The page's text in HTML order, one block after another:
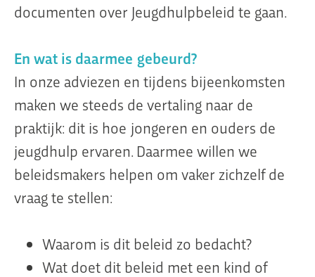
documenten over Jeugdhulpbeleid te gaan.
En wat is daarmee gebeurd?
In onze adviezen en tijdens bijeenkomsten
maken we steeds de vertaling naar de
praktijk: dit is hoe jongeren en ouders de
jeugdhulp ervaren. Daarmee willen we
beleidsmakers helpen om vaker zichzelf de
vraag te stellen:
Waarom is dit beleid zo bedacht?
Wat doet dit beleid met een kind of